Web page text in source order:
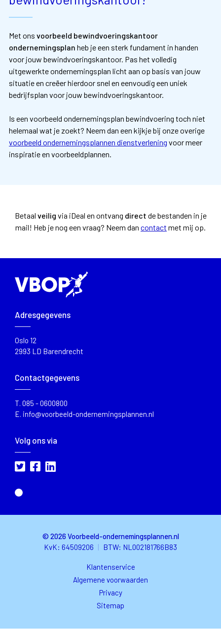
Met ons voorbeeld bewindvoeringskantoor
ondernemingsplan heb je een sterk fundament in handen
voor jouw bewindvoeringskantoor. Pas het volledig
uitgewerkte ondernemingsplan licht aan op basis van jouw
situatie en creëer hierdoor snel en eenvoudig een uniek
bedrijfsplan voor jouw bewindvoeringskantoor.
Is een voorbeeld ondernemingsplan bewindvoering toch niet
helemaal wat je zoekt? Neem dan een kijkje bij onze overige
voorbeeld ondernemingsplannen dienstverlening voor meer
inspiratie en voorbeeldplannen.
Betaal veilig via iDeal en ontvang direct de bestanden in je
mail! Heb je nog een vraag? Neem dan contact met mij op.
Adresgegevens
Oslo 12
2993 LD Barendrecht
Contactgegevens
T. 085 - 0600800
E. info@voorbeeld-ondernemingsplannen.nl
Volg ons via
© 2026 Voorbeeld-ondernemingsplannen.nl
KvK: 64509206
BTW: NL002181766B83
Klantenservice
Algemene voorwaarden
Privacy
Sitemap